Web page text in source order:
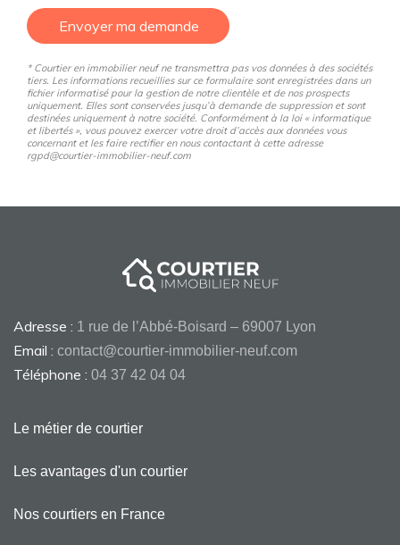
Envoyer ma demande
* Courtier en immobilier neuf ne transmettra pas vos données à des sociétés
tiers. Les informations recueillies sur ce formulaire sont enregistrées dans un
fichier informatisé pour la gestion de notre clientèle et de nos prospects
uniquement. Elles sont conservées jusqu’à demande de suppression et sont
destinées uniquement à notre société. Conformément à la loi « informatique
et libertés », vous pouvez exercer votre droit d’accès aux données vous
concernant et les faire rectifier en nous contactant à cette adresse
rgpd@courtier-immobilier-neuf.com
Adresse : 1 rue de l’Abbé-Boisard – 69007 Lyon
Email : contact@courtier-immobilier-neuf.com
Téléphone : 04 37 42 04 04
Le métier de courtier
Les avantages d'un courtier
Nos courtiers en France